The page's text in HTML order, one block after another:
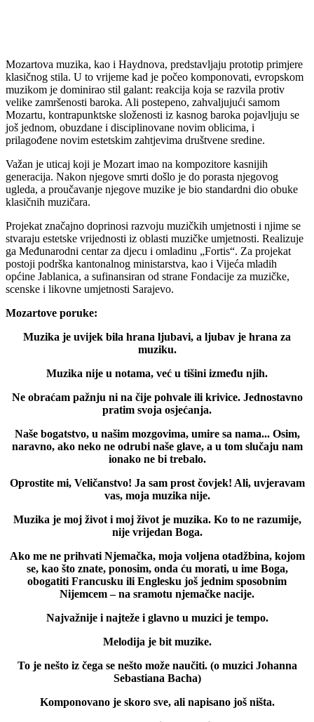
Mozartova muzika, kao i Haydnova, predstavljaju prototip primjere
klasičnog stila. U to vrijeme kad je počeo komponovati, evropskom
muzikom je dominirao stil galant: reakcija koja se razvila protiv
velike zamršenosti baroka. Ali postepeno, zahvaljujući samom
Mozartu, kontrapunktske složenosti iz kasnog baroka pojavljuju se
još jednom, obuzdane i disciplinovane novim oblicima, i
prilagođene novim estetskim zahtjevima društvene sredine.
Važan je uticaj koji je Mozart imao na kompozitore kasnijih
generacija. Nakon njegove smrti došlo je do porasta njegovog
ugleda, a proučavanje njegove muzike je bio standardni dio obuke
klasičnih muzičara.
Projekat značajno doprinosi razvoju muzičkih umjetnosti i njime se
stvaraju estetske vrijednosti iz oblasti muzičke umjetnosti. Realizuje
ga Međunarodni centar za djecu i omladinu „Fortis“. Za projekat
postoji podrška kantonalnog ministarstva, kao i Vijeća mladih
općine Jablanica, a sufinansiran od strane Fondacije za muzičke,
scenske i likovne umjetnosti Sarajevo.
Mozartove poruke:
Muzika je uvijek bila hrana ljubavi, a ljubav je hrana za
muziku.
Muzika nije u notama, već u tišini između njih.
Ne obraćam pažnju ni na čije pohvale ili krivice. Jednostavno
pratim svoja osjećanja.
Naše bogatstvo, u našim mozgovima, umire sa nama... Osim,
naravno, ako neko ne odrubi naše glave, a u tom slučaju nam
ionako ne bi trebalo.
Oprostite mi, Veličanstvo! Ja sam prost čovjek! Ali, uvjeravam
vas, moja muzika nije.
Muzika je moj život i moj život je muzika. Ko to ne razumije,
nije vrijedan Boga.
Ako me ne prihvati Njemačka, moja voljena otadžbina, kojom
se, kao što znate, ponosim, onda ću morati, u ime Boga,
obogatiti Francusku ili Englesku još jednim sposobnim
Nijemcem – na sramotu njemačke nacije.
Najvažnije i najteže i glavno u muzici je tempo.
Melodija je bit muzike.
To je nešto iz čega se nešto može naučiti. (o muzici Johanna
Sebastiana Bacha)
Komponovano je skoro sve, ali napisano još ništa.